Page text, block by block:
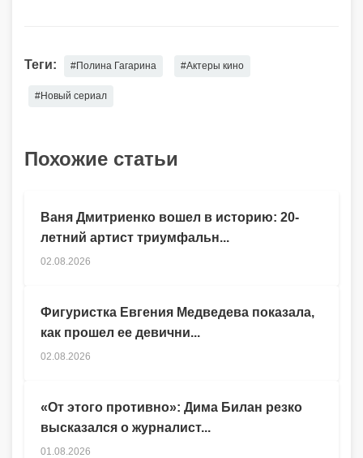
Теги: #Полина Гагарина #Актеры кино
#Новый сериал
Похожие статьи
Ваня Дмитриенко вошел в историю: 20-
летний артист триумфальн...
02.08.2026
Фигуристка Евгения Медведева показала,
как прошел ее девични...
02.08.2026
«От этого противно»: Дима Билан резко
высказался о журналист...
01.08.2026